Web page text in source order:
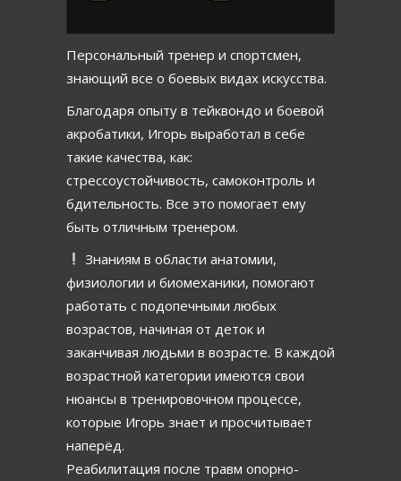
Персональный тренер и спортсмен,
знающий все о боевых видах искусства.
Благодаря опыту в тейквондо и боевой
акробатики, Игорь выработал в себе
такие качества, как:
стрессоустойчивость, самоконтроль и
бдительность. Все это помогает ему
быть отличным тренером.
Знаниям в области анатомии,
физиологии и биомеханики, помогают
работать с подопечными любых
возрастов, начиная от деток и
заканчивая людьми в возрасте. В каждой
возрастной категории имеются свои
нюансы в тренировочном процессе,
которые Игорь знает и просчитывает
наперёд.
Реабилитация после травм опорно-